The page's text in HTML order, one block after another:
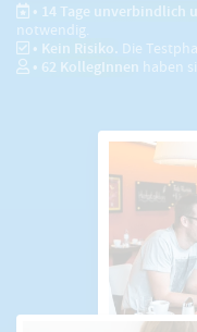
• 14 Tage unverbindlich
notwendig.
• Kein Risiko. Die
• 62 KollegInnen haben